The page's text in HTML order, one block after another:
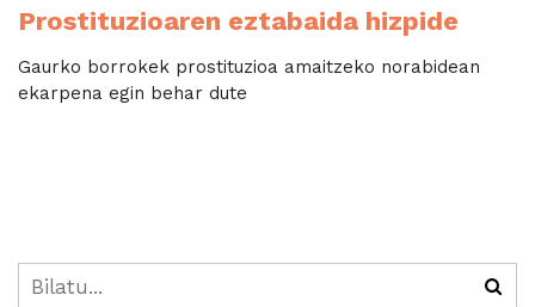
Prostituzioaren eztabaida hizpide
Gaurko borrokek prostituzioa amaitzeko norabidean
ekarpena egin behar dute